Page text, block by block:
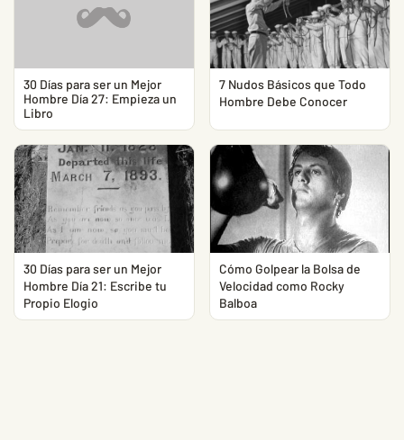
30 Días para ser un Mejor
Hombre Día 27: Empieza un
Libro
7 Nudos Básicos que Todo
Hombre Debe Conocer
30 Días para ser un Mejor
Hombre Día 21: Escribe tu
Propio Elogio
Cómo Golpear la Bolsa de
Velocidad como Rocky
Balboa